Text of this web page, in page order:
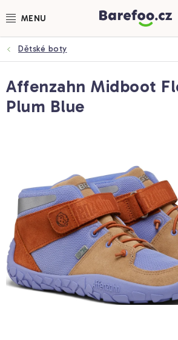
na
obsah
DĚTSKÉ BOTY
DÁMSKÉ BOTY
PÁNSKÉ BOTY
PONOŽKOBOTY
MĚŘENÍ CHODIDLA
ZNAČKY
Doprava a platba Kontakty Prodejna
Dětské boty
Affenzahn Midboot
Plum Blue